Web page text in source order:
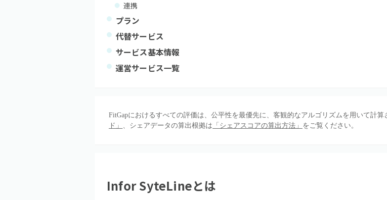
連携
プラン
代替サービス
サービス基本情報
運営サービス一覧
FitGapにおけるすべての評価は、公平性を最優先に、客観的なアルゴリズムを用いて計
ド」 、シェアデータの算出根拠は 「シェアスコアの算出方法」 をご覧ください。
Infor SyteLineとは